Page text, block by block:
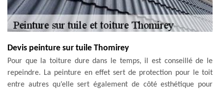
Devis peinture sur tuile Thomirey
Pour que la toiture dure dans le temps, il est conseillé de le
repeindre. La peinture en effet sert de protection pour le toit
entre autres qu’elle sert également de côté esthétique pour